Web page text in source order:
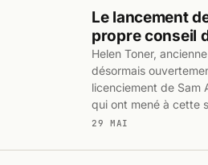
Le lancement
propre conseil
Helen Toner,
désormais
licenciement de Sam
qui ont mené à cette
29 MAI